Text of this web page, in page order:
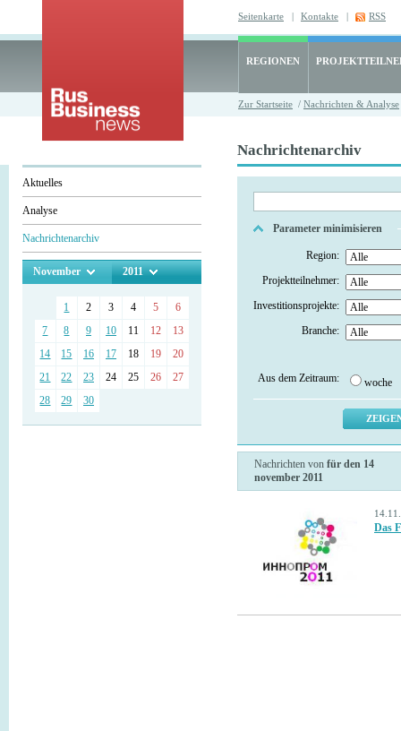
Seitenkarte | Kontakte | RSS
REGIONEN
Zur Startseite / Nachrichten & Analyse
Aktuelles
Analyse
Nachrichtenarchiv
November 2011
1 2 3 4 5
6
7
8 9 10 11 12
13
14
15 16 17 18 19
20
21
22 23 24 25 26
27
28
29 30
Nachrichtenarchiv
Parameter minimisieren
Region:
Projektteilnehmer:
Investitionsprojekte:
Branche:
Aus dem Zeitraum: woche
Nachrichten von für den 14
november 2011
Das